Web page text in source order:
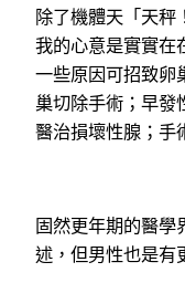
除了機體天「天秤
我的心意是實實在
一些原因可招致卵
巢切除手術；早發
醫治損壞性腺；手
固然更年期的醫學
述，但男性也是有